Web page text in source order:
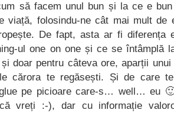
să facem unul bun și la ce e
viață, folosindu-ne cât mai mult de
De fapt, asta ar fi diferența
ul one on one și ce se întâmplă
doar pentru câteva ore, aparții
cărora te regăsești. Și de care
pe picioare care-s… well… eu
vreți :-), dar cu informație